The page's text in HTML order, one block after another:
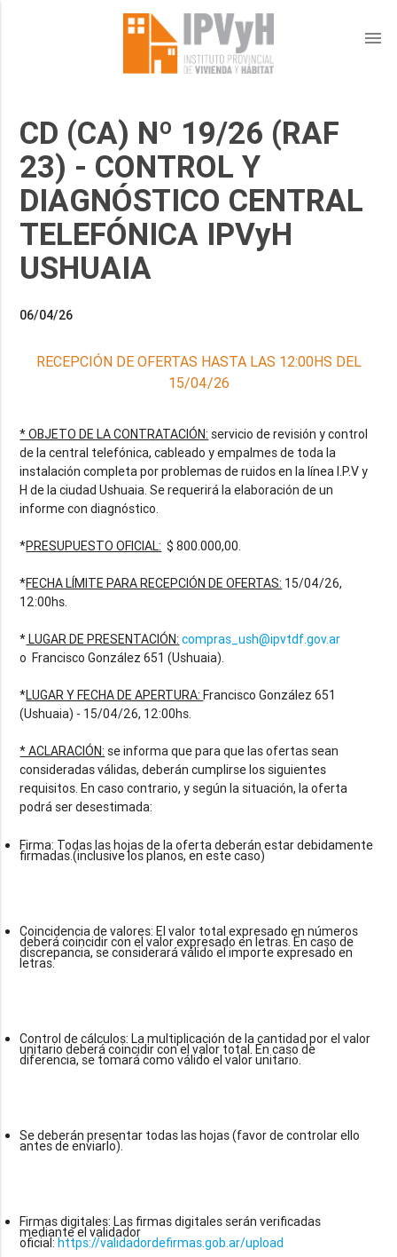
menu
CD (CA) Nº 19/26 (RAF
23) - CONTROL Y
DIAGNÓSTICO CENTRAL
TELEFÓNICA IPVyH
USHUAIA
06/04/26
RECEPCIÓN DE OFERTAS HASTA LAS 12:00HS DEL
15/04/26
* OBJETO DE LA CONTRATACIÓN: servicio de revisión y control
de la central telefónica, cableado y empalmes de toda la
instalación completa por problemas de ruidos en la línea I.P.V y
H de la ciudad Ushuaia. Se requerirá la elaboración de un
informe con diagnóstico.
*PRESUPUESTO OFICIAL: $ 800.000,00.
*FECHA LÍMITE PARA RECEPCIÓN DE OFERTAS: 15/04/26,
12:00hs.
*LUGAR DE PRESENTACIÓN: compras_ush@ipvtdf.gov.ar
o Francisco González 651 (Ushuaia).
*LUGAR Y FECHA DE APERTURA:Francisco González 651
(Ushuaia) - 15/04/26, 12:00hs.
* ACLARACIÓN: se informa que para que las ofertas sean
consideradas válidas, deberán cumplirse los siguientes
requisitos. En caso contrario, y según la situación, la oferta
Firma: Todas las hojas de la oferta deberán estar debidamente
firmadas.(inclusive los planos, en este caso)
Coincidencia de valores: El valor total expresado en números
deberá coincidir con el valor expresado en letras. En caso de
discrepancia, se considerará válido el importe expresado en
letras.
Control de cálculos: La multiplicación de la cantidad por el valor
unitario deberá coincidir con el valor total. En caso de
diferencia, se tomará como válido el valor unitario.
Se deberán presentar todas las hojas (favor de controlar ello
antes de enviarlo).
Firmas digitales: Las firmas digitales serán verificadas
mediante el validador
oficial:https://validadordefirmas.gob.ar/upload